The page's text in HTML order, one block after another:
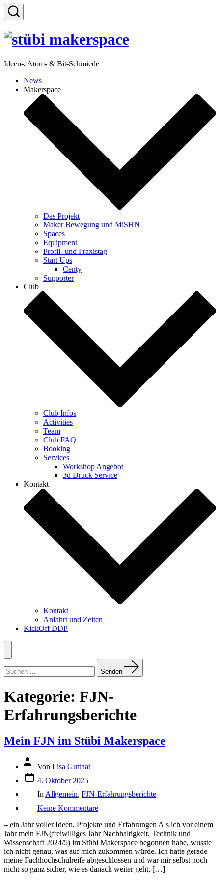
Zum
Inhalt
Suche
Ideen-, Atom- & Bit-Schmiede
News
Makerspace
Das Projekt
Maker Bewegung und MiSHN
Spaces
Equipment
Profil- und Praxistag
Start Ups
Centy
Supporter
Club
Club Infos
Activities
Team
Club FAQ
Booking
Services
Workshop Angebot
3d Druck Service
Kontakt
Kontakt
Anfahrt und Zeiten
KickOff DDP
Menü
nach:
Senden
Kategorie: FJN-
Erfahrungsberichte
Mein FJN im Stübi Makerspace
Autor
Beitrags
Von Lisa Gutthat
Datum
des
Beitrags
4. Oktober 2025
In Allgemein, FJN-Erfahrungsberichte
Keine KommentareMein
im
Stübi
Makerspace
– ein Jahr voller Ideen, Projekte und Erfahrungen Als ich vor einem
Jahr mein FJN(freiwilliges Jahr Nachhaltigkeit, Technik und
Wissenschaft 2024/5) im Stübi Makerspace begonnen habe, wusste
ich nicht genau, was auf mich zukommen würde. Ich hatte gerade
meine Fachhochschulreife abgeschlossen und war mir selbst noch
nicht so ganz sicher, wie es danach weiter geht, […]